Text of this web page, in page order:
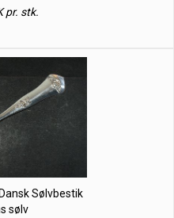
pr. stk.
Sølvbestik
sølv